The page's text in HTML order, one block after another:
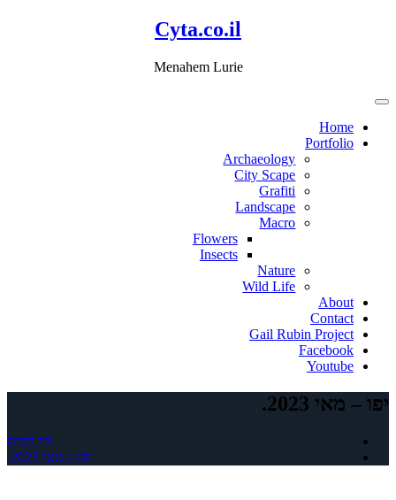
Cyta.co.il
Menahem Lurie
Home
Portfolio
Archaeology
City Scape
Grafiti
Landscape
Macro
Flowers
Insects
Nature
Wild Life
About
Contact
Gail Rubin Project
Facebook
Youtube
יפו – מאי 2023.
דף הבית
יפו – מאי 2023.